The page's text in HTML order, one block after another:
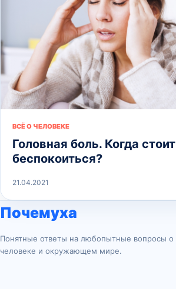
ВСЁ О ЧЕЛОВЕКЕ
Головная боль. Когда стоит
беспокоиться?
21.04.2021
Почемуха
Понятные ответы на любопытные вопросы о
человеке и окружающем мире.